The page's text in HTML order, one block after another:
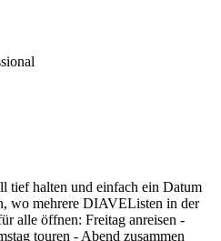
tief halten und einfach ein Datum
wo mehrere DIAVEListen in der
alle öffnen: Freitag anreisen -
touren - Abend zusammen